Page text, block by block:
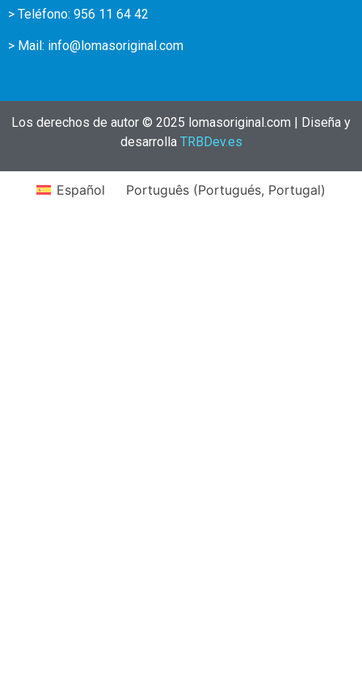
> Teléfono: 956 11 64 42
> Mail: info@lomasoriginal.com
Los derechos de autor © 2025 lomasoriginal.com | Diseña y
desarrolla TRBDev.es
Español Português(Portugués, Portugal)